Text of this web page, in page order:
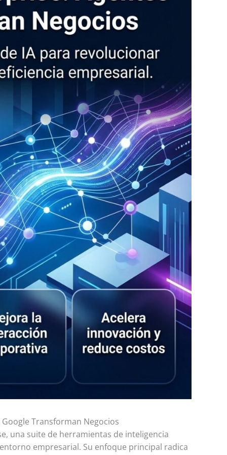
Transforman Negocios
una suite de herramientas de inteligencia
empresarial. Su enfoque principal radica